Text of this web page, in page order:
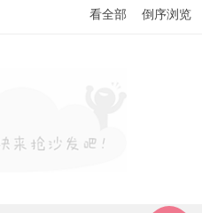
看全部 倒序浏览